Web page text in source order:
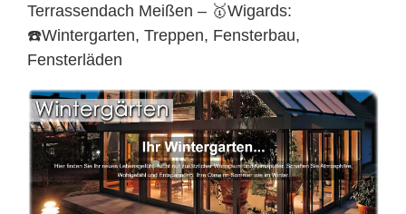
Terrassendach Meißen – 🥇Wigards:
☎️Wintergarten, Treppen, Fensterbau,
Fensterläden